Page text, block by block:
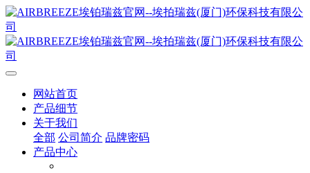
网站首页
产品细节
关于我们
全部 公司简介 品牌密码
产品中心